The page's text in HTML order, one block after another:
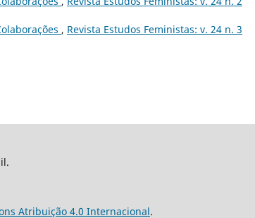
, Revista Estudos Feministas: v. 24 n. 3
Atribuição 4.0 Internacional.